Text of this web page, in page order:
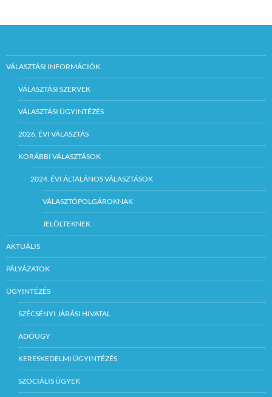
VÁLASZTÁSI INFORMÁCIÓK
VÁLASZTÁSI SZERVEK
VÁLASZTÁSI ÜGYINTÉZÉS
2026. ÉVI VÁLASZTÁS
KORÁBBI VÁLASZTÁSOK
2024. ÉVI ÁLTALÁNOS VÁLASZTÁSOK
VÁLASZTÓPOLGÁROKNAK
JELÖLTEKNEK
AKTUÁLIS
PÁLYÁZATOK
ÜGYINTÉZÉS
SZÉCSÉNYI JÁRÁSI HIVATAL
ADÓÜGY
KERESKEDELMI ÜGYINTÉZÉS
SZOCIÁLIS ÜGYEK